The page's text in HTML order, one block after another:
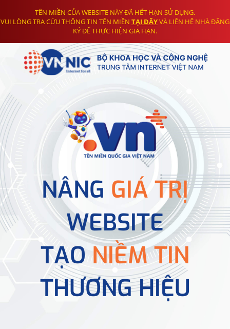
TÊN MIỀN CỦA WEBSITE NÀY ĐÃ HẾT HẠN SỬ DỤNG.
VUI LÒNG TRA CỨU THÔNG TIN TÊN MIỀN TẠI ĐÂYVÀ LIÊN HỆ NHÀ ĐĂNG
KÝ ĐỂ THỰC HIỆN GIA HẠN.
NÂNG GIÁ TRỊ
WEBSITE
TẠONIỀM TIN
THƯƠNG HIỆU